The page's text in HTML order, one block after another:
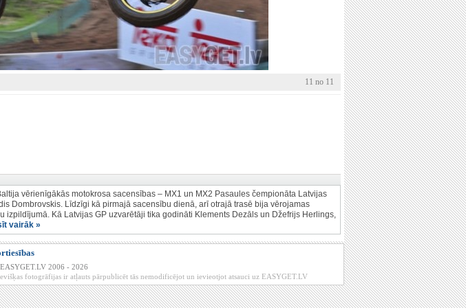
11 no 11
vērienīgākās motokrosa sacensības – MX1 un MX2 Pasaules čempionāta Latvijas
Dombrovskis. Līdzīgi kā pirmajā sacensību dienā, arī otrajā trasē bija vērojamas
Kā Latvijas GP uzvarētāji tika godināti Klements Dezāls un Džefrijs Herlings,
vairāk »
2006 - 2026
fotogrāfijas ir atļauts pārpublicēt tās nemodificējot un ievieotjot atsauci uz EASYGET.LV